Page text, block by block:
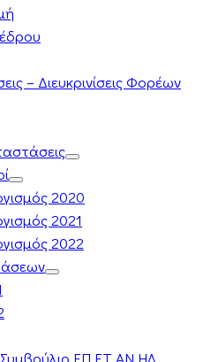
– Διευκρινίσεις Φορέων
2020
2021
2022
Συμβούλιο ΕΠ.ΕΤ.ΑΝ.ΗΛ.